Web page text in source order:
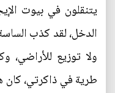
يتنقلون في بيوت
الدخل، لقد كذب
ولا توزيع للأراضي،
طرية في ذاكرتي،